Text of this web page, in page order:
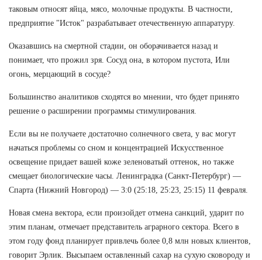
таковым относят яйца, мясо, молочные продукты. В частности,
предприятие "Исток" разрабатывает отечественную аппаратуру.
Оказавшись на смертной стадии, он оборачивается назад и
понимает, что прожил зря. Сосуд она, в котором пустота, Или
огонь, мерцающий в сосуде?
Большинство аналитиков сходятся во мнении, что будет принято
решение о расширении программы стимулирования.
Если вы не получаете достаточно солнечного света, у вас могут
начаться проблемы со сном и концентрацией Искусственное
освещение придает вашей коже зеленоватый оттенок, но также
смещает биологические часы. Ленинградка (Санкт-Петербург) —
Спарта (Нижний Новгород) — 3:0 (25:18, 25:23, 25:15) 11 февраля.
Новая смена вектора, если произойдет отмена санкций, ударит по
этим планам, отмечает представитель аграрного сектора. Всего в
этом году фонд планирует привлечь более 0,8 млн новых клиентов,
говорит Эрлик. Высыпаем оставленный сахар на сухую сковороду и